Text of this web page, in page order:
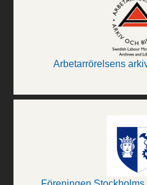
Arbetarrörelsens